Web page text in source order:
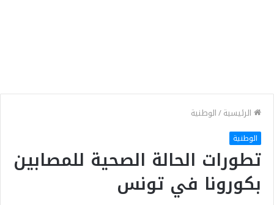
الرئيسية/الوطنية
الوطنية
تطورات الحالة الصحية للمصابين
بكورونا في تونس